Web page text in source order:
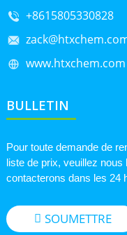
+8615805330828
www.htxchem.com
BULLETIN
Pour toute demande de
liste de prix, veuillez
contacterons dans les 24
SOUMETTRE